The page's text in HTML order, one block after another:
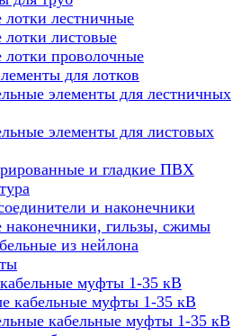
лотки лестничные
лотки листовые
лотки проволочные
для лотков
элементы для лестничных
элементы для листовых
и гладкие ПВХ
и наконечники
наконечники, гильзы, сжимы
из нейлона
муфты 1-35 кВ
кабельные муфты 1-35 кВ
кабельные муфты 1-35 кВ